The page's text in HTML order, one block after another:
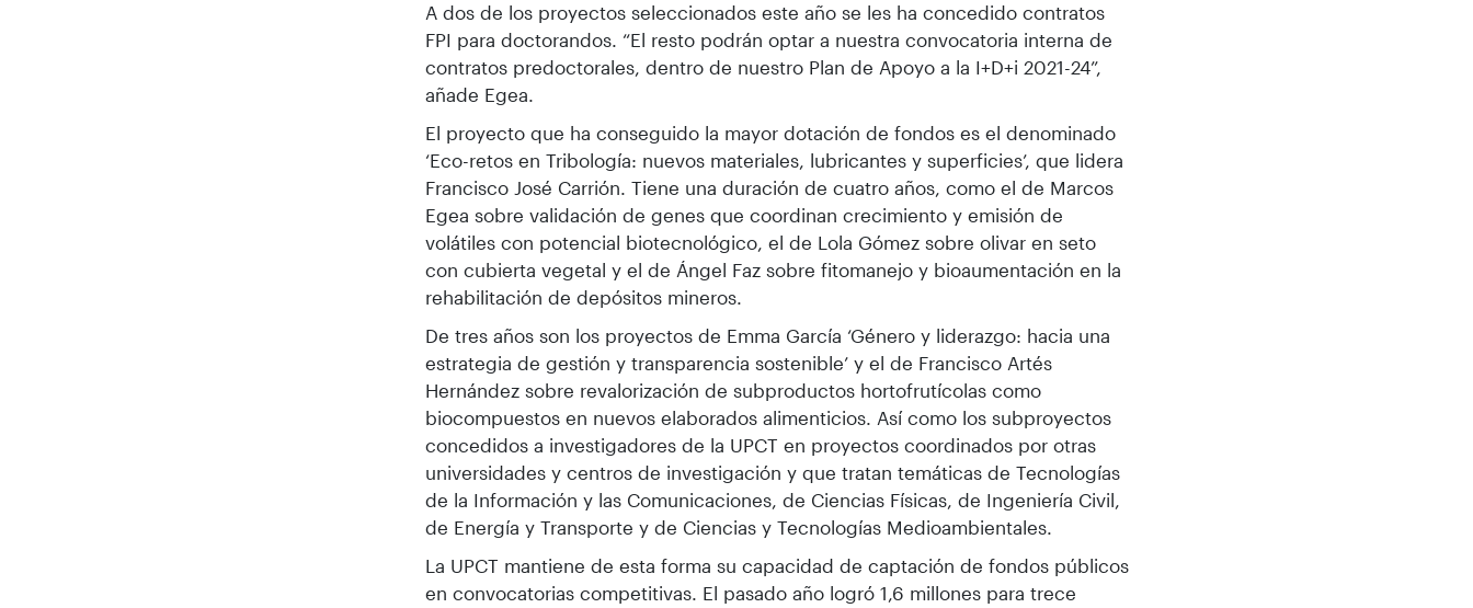
A dos de los proyectos seleccionados este año se les ha concedido contratos
FPI para doctorandos. “El resto podrán optar a nuestra convocatoria interna de
contratos predoctorales, dentro de nuestro Plan de Apoyo a la I+D+i 2021-24”,
añade Egea.
El proyecto que ha conseguido la mayor dotación de fondos es el denominado
‘Eco-retos en Tribología: nuevos materiales, lubricantes y superficies’, que lidera
Francisco José Carrión. Tiene una duración de cuatro años, como el de Marcos
Egea sobre validación de genes que coordinan crecimiento y emisión de
volátiles con potencial biotecnológico, el de Lola Gómez sobre olivar en seto
con cubierta vegetal y el de Ángel Faz sobre fitomanejo y bioaumentación en la
rehabilitación de depósitos mineros.
De tres años son los proyectos de Emma García ‘Género y liderazgo: hacia una
estrategia de gestión y transparencia sostenible’ y el de Francisco Artés
Hernández sobre revalorización de subproductos hortofrutícolas como
biocompuestos en nuevos elaborados alimenticios. Así como los subproyectos
concedidos a investigadores de la UPCT en proyectos coordinados por otras
universidades y centros de investigación y que tratan temáticas de Tecnologías
de la Información y las Comunicaciones, de Ciencias Físicas, de Ingeniería Civil,
de Energía y Transporte y de Ciencias y Tecnologías Medioambientales.
La UPCT mantiene de esta forma su capacidad de captación de fondos públicos
en convocatorias competitivas. El pasado año logró 1,6 millones para trece